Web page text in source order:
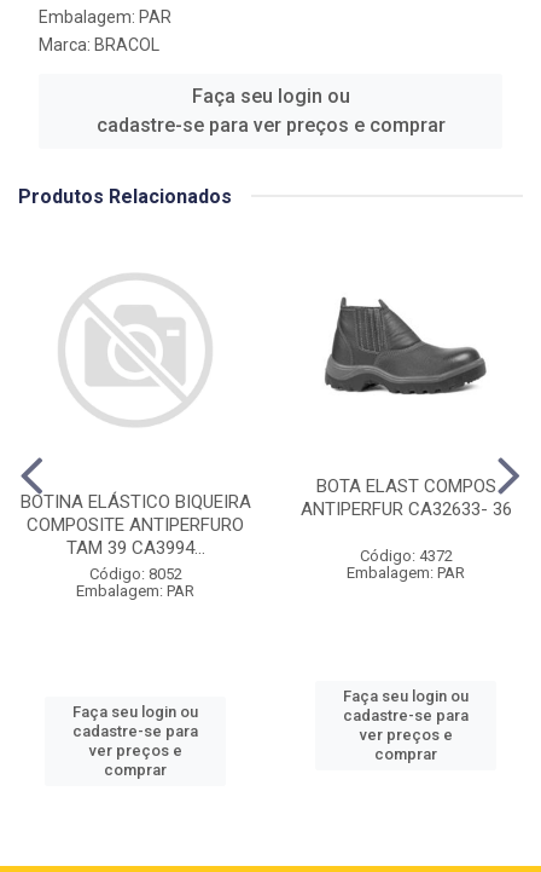
Embalagem: PAR
Marca: BRACOL
Faça seu login ou
cadastre-se para ver preços e comprar
Produtos Relacionados
BOTINA ELÁSTICO BIQUEIRA
COMPOSITE ANTIPERFURO
TAM 39 CA3994...
Código: 8052
Embalagem: PAR
Faça seu login ou
cadastre-se para
ver preços e
comprar
BOTA ELAST COMPOS
ANTIPERFUR CA32633- 36
Código: 4372
Embalagem: PAR
Faça seu login ou
cadastre-se para
ver preços e
comprar